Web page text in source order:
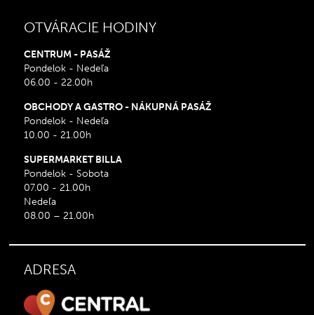
OTVÁRACIE HODINY
CENTRUM - PASÁŽ
Pondelok - Nedeľa
06.00 - 22.00h
OBCHODY A GASTRO - NÁKUPNÁ PASÁŽ
Pondelok - Nedeľa
10.00 - 21.00h
SUPERMARKET BILLA
Pondelok - Sobota
07.00 - 21.00h
Nedeľa
08.00 – 21.00h
ADRESA